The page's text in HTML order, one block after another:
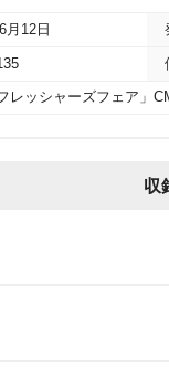
月12日
レッシャーズフェア」
収